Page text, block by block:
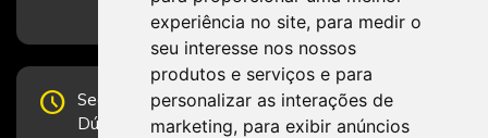
experiência no site, para medir o
seu interesse nos nossos
produtos e serviços e para
personalizar as interações de
marketing, para exibir anúncios
schedule Segunda-feira a Sexta-feira de 12h às 19h.
Dúvidas e sugestões pelo Fale Conosco.